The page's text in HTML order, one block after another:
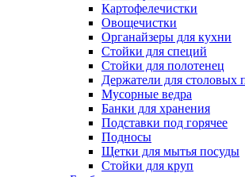
Картофелечистки
Овощечистки
Органайзеры для кухни
Стойки для специй
Стойки для полотенец
Держатели для столовых
Мусорные ведра
Банки для хранения
Подставки под горячее
Подносы
Щетки для мытья посуды
Стойки для круп